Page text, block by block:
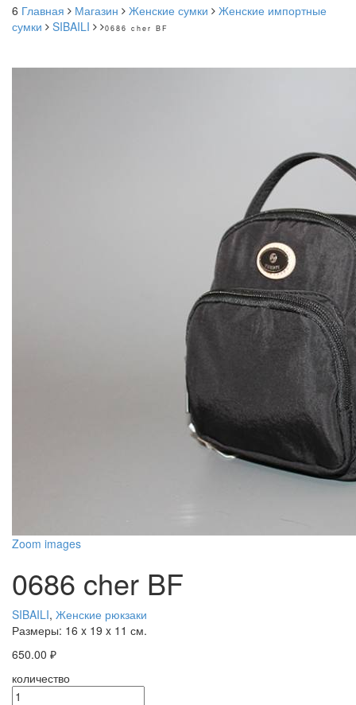
6 Главная Магазин Женские сумки
Женские импортные
сумки
SIBAILI 0686 cher BF
Zoom images
0686 cher BF
SIBAILI, Женские рюкзаки
Размеры: 16 x 19 x 11 см.
650.00 ₽
количество